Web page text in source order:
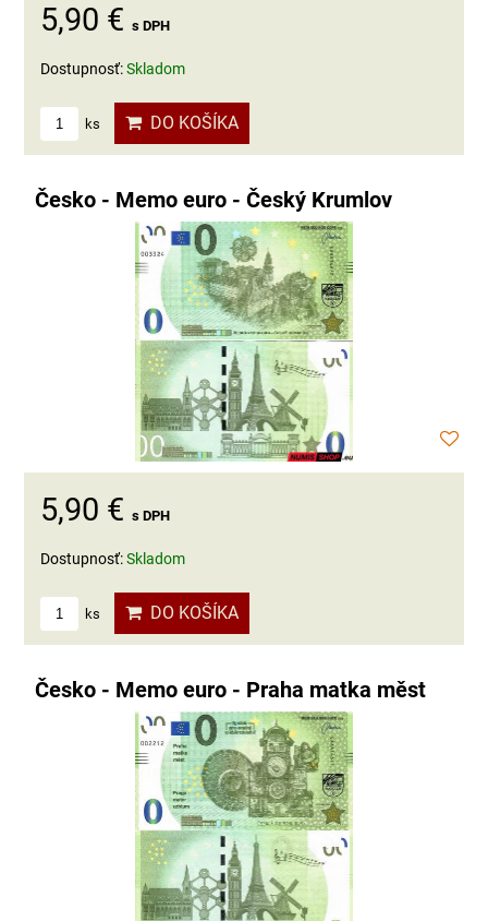
5,90 € s DPH
Dostupnosť:Skladom
ks DO KOŠÍKA
Česko - Memo euro - Český Krumlov
5,90 € s DPH
Dostupnosť:Skladom
ks DO KOŠÍKA
Česko - Memo euro - Praha matka měst